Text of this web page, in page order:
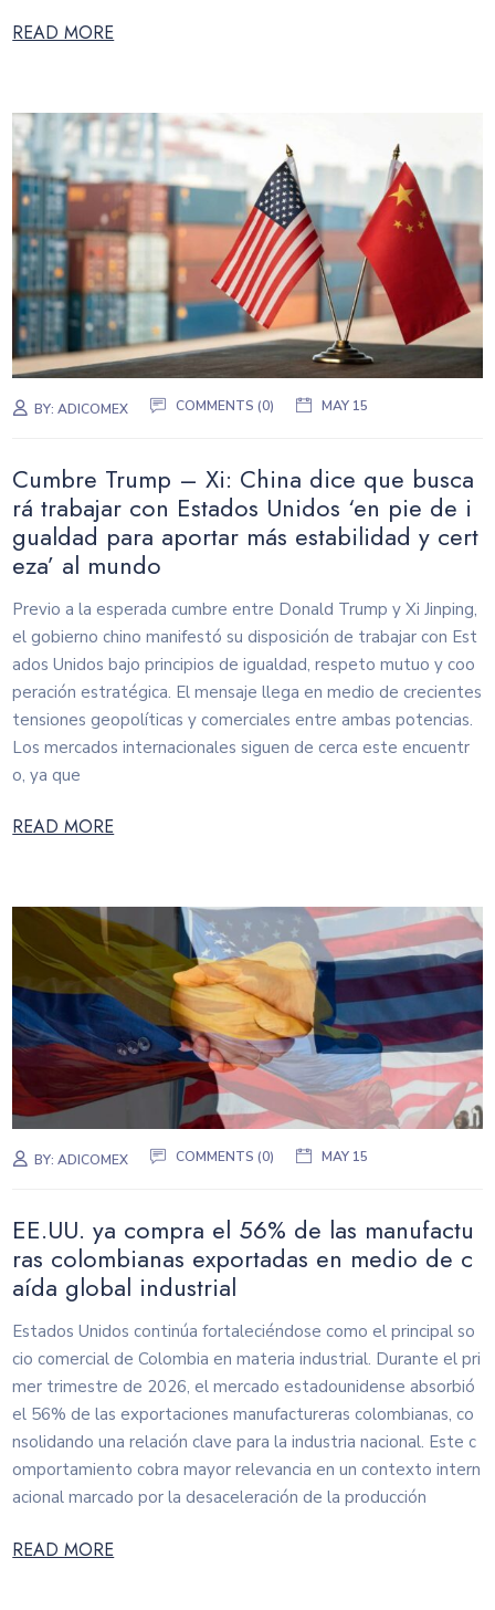
READ MORE
BY:ADICOMEX COMMENTS (0) MAY 15
Cumbre Trump – Xi: China dice que busca
rá trabajar con Estados Unidos ‘en pie de i
gualdad para aportar más estabilidad y cert
eza’ al mundo
Previo a la esperada cumbre entre Donald Trump y Xi Jinping,
el gobierno chino manifestó su disposición de trabajar con Est
ados Unidos bajo principios de igualdad, respeto mutuo y coo
peración estratégica. El mensaje llega en medio de crecientes
tensiones geopolíticas y comerciales entre ambas potencias.
Los mercados internacionales siguen de cerca este encuentr
o, ya que
READ MORE
BY:ADICOMEX COMMENTS (0) MAY 15
EE.UU. ya compra el 56% de las manufactu
ras colombianas exportadas en medio de c
aída global industrial
Estados Unidos continúa fortaleciéndose como el principal so
cio comercial de Colombia en materia industrial. Durante el pri
mer trimestre de 2026, el mercado estadounidense absorbió
el 56% de las exportaciones manufactureras colombianas, co
nsolidando una relación clave para la industria nacional. Este c
omportamiento cobra mayor relevancia en un contexto intern
acional marcado por la desaceleración de la producción
READ MORE